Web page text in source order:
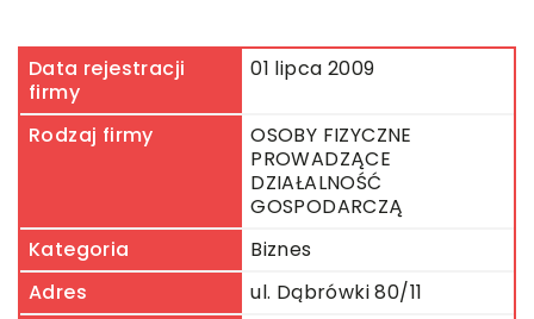
Data rejestracji
firmy
01 lipca 2009
Rodzaj firmy
OSOBY FIZYCZNE
PROWADZĄCE
DZIAŁALNOŚĆ
GOSPODARCZĄ
Kategoria
Biznes
Adres
ul. Dąbrówki 80/11